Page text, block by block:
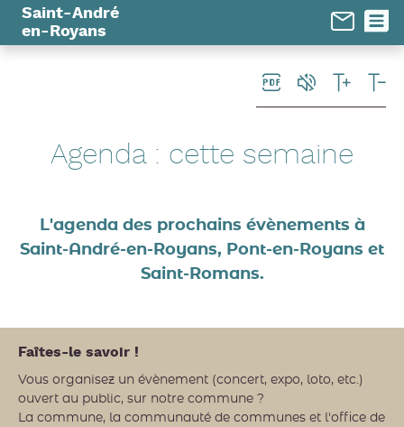
Saint-André
en-Royans
Agenda : cette semaine
L'agenda des prochains évènements à
Saint-André-en-Royans, Pont-en-Royans et
Saint-Romans.
Faîtes-le savoir !
Vous organisez un évènement (concert, expo, loto, etc.)
ouvert au public, sur notre commune ?
La commune, la communauté de communes et l'office de
Panneau de gestion des cookies